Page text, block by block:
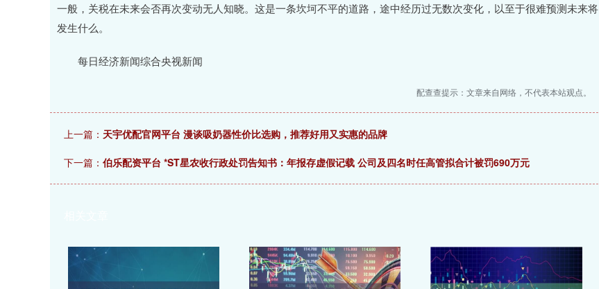
一般，关税在未来会否再次变动无人知晓。这是一条坎坷不平的道路，途中经历过无数次变化，以至于很难预测未来将
发生什么。
每日经济新闻综合央视新闻
配查查提示：文章来自网络，不代表本站观点。
上一篇： 天宇优配官网平台 漫谈吸奶器性价比选购，推荐好用又实惠的品牌
下一篇： 伯乐配资平台 *ST星农收行政处罚告知书：年报存虚假记载 公司及四名时任高管拟合计被罚690万元